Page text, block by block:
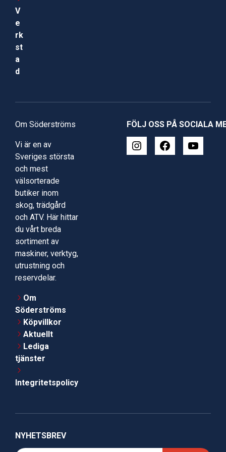
V
e
rk
st
a
d
Om Söderströms
Vi är en av
Sveriges största
och mest
välsorterade
butiker inom
skog, trädgård
och ATV. Här hittar
du vårt breda
sortiment av
maskiner, verktyg,
utrustning och
reservdelar.
Om
Söderströms
Köpvillkor
Aktuellt
Lediga
tjänster
Integritetspolicy
FÖLJ OSS PÅ SOCIALA
NYHETSBREV